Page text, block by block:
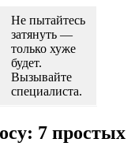
Не пытайтесь
затянуть —
только хуже
будет.
Вызывайте
специалиста.
7 простых